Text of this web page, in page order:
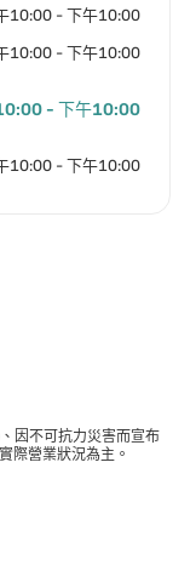
10:00 - 下午10:00
10:00 - 下午10:00
- 下午10:00
10:00 - 下午10:00
因不可抗力災害而宣布
際營業狀況為主。